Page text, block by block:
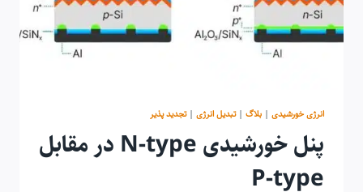
انرژی خورشیدی | بلاگ |تبدیل انرژی |تجدید پذیر
پنل خورشیدی N-type در مقابل
P-type